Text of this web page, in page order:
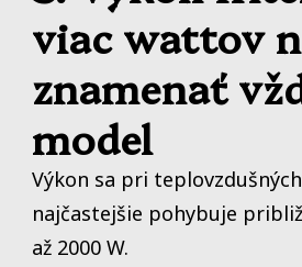
viac wattov
znamenať
model
Výkon sa pri
najčastejšie pohybuje
až 2000 W.